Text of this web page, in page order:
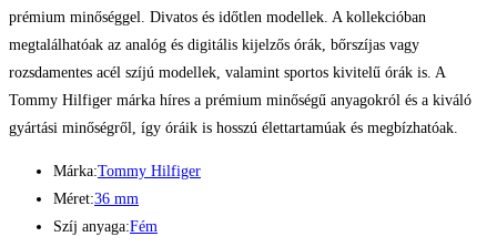
prémium minőséggel. Divatos és időtlen modellek. A kollekcióban
megtalálhatóak az analóg és digitális kijelzős órák, bőrszíjas vagy
rozsdamentes acél szíjú modellek, valamint sportos kivitelű órák is. A
Tommy Hilfiger márka híres a prémium minőségű anyagokról és a kiváló
gyártási minőségről, így óráik is hosszú élettartamúak és megbízhatóak.
Márka:Tommy Hilfiger
Méret:36 mm
Szíj anyaga:Fém